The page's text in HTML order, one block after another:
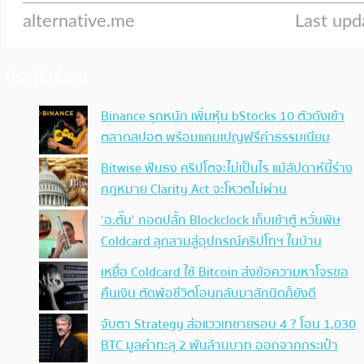
Binance รุกหนัก เพิ่มหุ้น bStocks 10 ตัวดังเข้า
ตลาดสปอต พร้อมแคมเปญฟรีค่าธรรมเนียม
Bitwise ฟันธง คริปโตจะไม่เป็นไร แม้สัปดาห์นี้ร่าง
กฎหมาย Clarity Act จะโหวตไม่ผ่าน
‘อ.ตั๊ม’ ถอดปลั้ก Blockclock เก็บเข้าตู้ หวั่นพิษ
Coldcard ลุกลามสู่อุปกรณ์คริปโทฯ ในบ้าน
เหยื่อ Coldcard ใช้ Bitcoin ส่งข้อความหาโจรขอ
คืนเงิน ตัดพ้อชีวิตโอนกลับมาสักนิดก็ยังดี
จับตา Strategy ส่อแววเทขายรอบ 4 ? โอน 1,030
BTC มูลค่าทะลุ 2 พันล้านบาท ออกจากกระเป๋า